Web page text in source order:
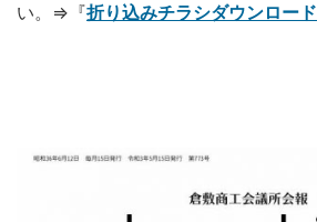
い。⇒『折り込みチラシダウンロード